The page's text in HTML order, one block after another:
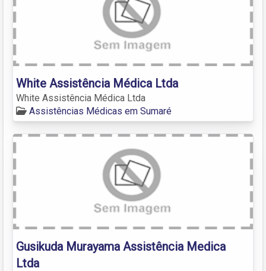
White Assistência Médica Ltda
White Assistência Médica Ltda
Assistências Médicas em Sumaré
Gusikuda Murayama Assistência Medica
Ltda